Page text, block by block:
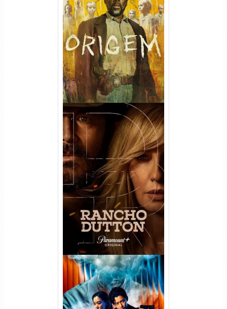
Origem 4ª Temporada Torrent
(2026) WEB-DL 1080p/4K
Dual Áudio
Rancho Dutton 1ª
Temporada Torrent (2026)
WEB-DL 1080p Dual Áudio